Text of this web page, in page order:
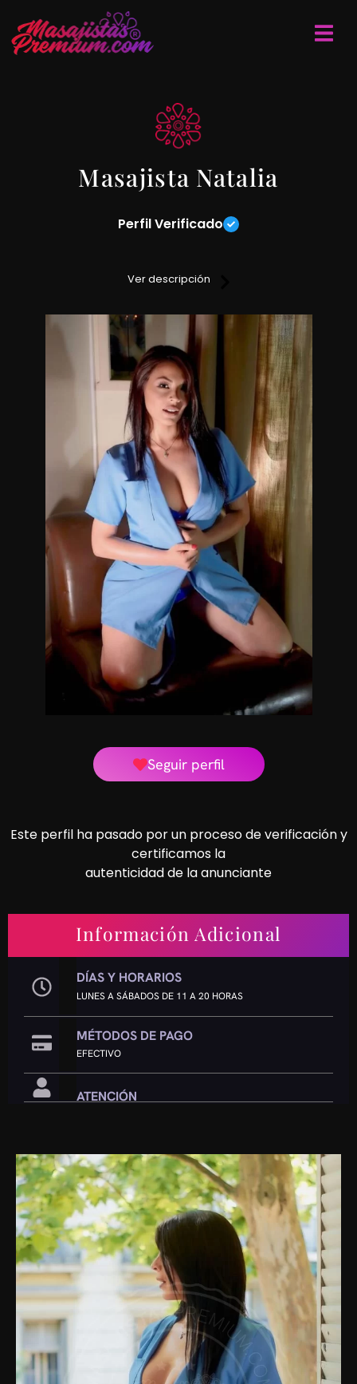
Masajista Natalia
Perfil Verificado
descontracturantes, sedativos y sensitivos en todo el cuerpo
con un placentero final, cuento con servicio de ducha,
Veni y dale a tu cuerpo lo que necesita no dudes en
contactarme.
Masajistas eróticas en Palermo.
Ver descripción
Seguir perfil
Este perfil ha pasado por un proceso de verificación y
certificamos la
autenticidad de la anunciante
Información Adicional
DÍAS Y HORARIOS
LUNES A SÁBADOS DE 11 A 20 HORAS
MÉTODOS DE PAGO
EFECTIVO
ATENCIÓN